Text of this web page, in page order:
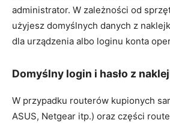
administrator. W zależności od
użyjesz domyślnych danych z
dla urządzenia albo loginu konta
Domyślny login i hasło z
W przypadku routerów kupionych
ASUS, Netgear itp.) oraz części